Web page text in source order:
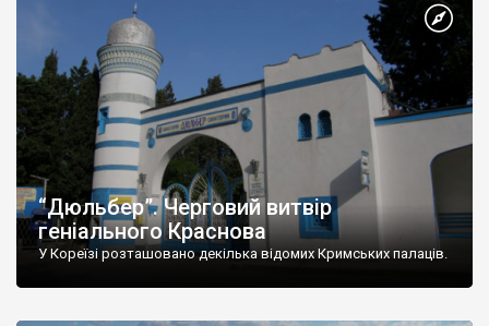
“Дюльбер”. Черговий витвір
геніального Краснова
У Кореїзі розташовано декілька відомих Кримських палаців.